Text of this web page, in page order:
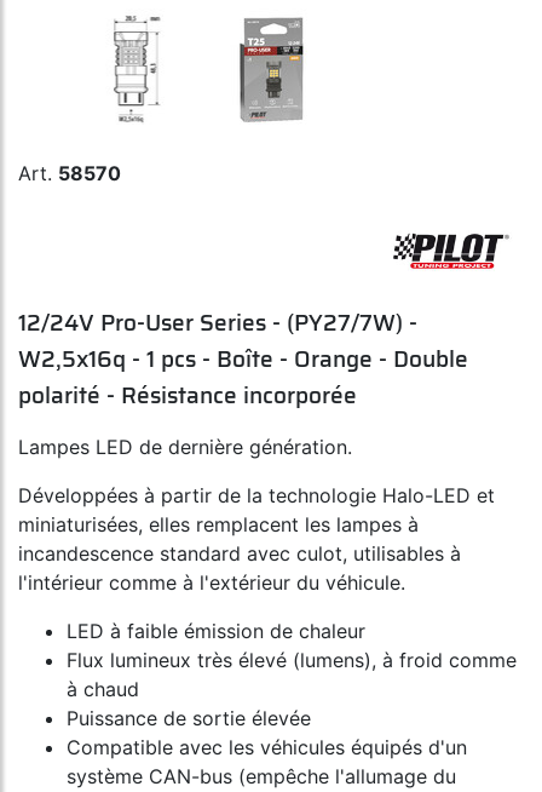
Art. 58570
12/24V Pro-User Series - (PY27/7W) -
W2,5x16q - 1 pcs - Boîte - Orange - Double
polarité - Résistance incorporée
Lampes LED de dernière génération.
Développées à partir de la technologie Halo-LED et
miniaturisées, elles remplacent les lampes à
incandescence standard avec culot, utilisables à
l'intérieur comme à l'extérieur du véhicule.
LED à faible émission de chaleur
Flux lumineux très élevé (lumens), à froid comme
à chaud
Puissance de sortie élevée
Compatible avec les véhicules équipés d'un
système CAN-bus (empêche l'allumage du